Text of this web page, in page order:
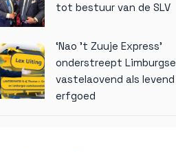
tot bestuur van de SLV
‘Nao ’t Zuuje Express’
onderstreept Limburgse
vastelaovend als levend
erfgoed